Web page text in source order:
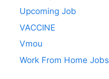
Upcoming Job
VACCINE
Vmou
Work From Home Jobs